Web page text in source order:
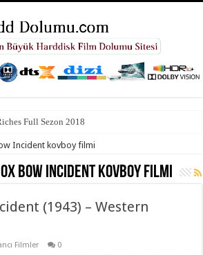
Full Sezon 2018
Incident kovboy filmi
Ox Bow Incident kovboy filmi
(1943) – Western
Filmler 0